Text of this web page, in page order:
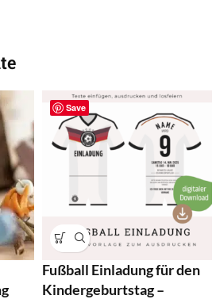
Save
Fußball Einladung für den
Kindergeburtstag –